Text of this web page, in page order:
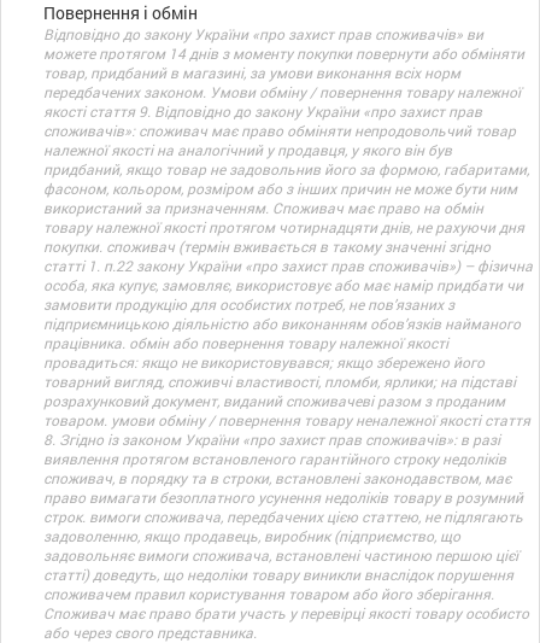
Повернення і обмін
Відповідно до закону України «про захист прав споживачів» ви
можете протягом 14 днів з моменту покупки повернути або обміняти
товар, придбаний в магазині, за умови виконання всіх норм
передбачених законом. Умови обміну / повернення товару належної
якості стаття 9. Відповідно до закону України «про захист прав
споживачів»: споживач має право обміняти непродовольчий товар
належної якості на аналогічний у продавця, у якого він був
придбаний, якщо товар не задовольнив його за формою, габаритами,
фасоном, кольором, розміром або з інших причин не може бути ним
використаний за призначенням. Споживач має право на обмін
товару належної якості протягом чотирнадцяти днів, не рахуючи дня
покупки. споживач (термін вживається в такому значенні згідно
статті 1. п.22 закону України «про захист прав споживачів») – фізична
особа, яка купує, замовляє, використовує або має намір придбати чи
замовити продукцію для особистих потреб, не пов’язаних з
підприємницькою діяльністю або виконанням обов’язків найманого
працівника. обмін або повернення товару належної якості
провадиться: якщо не використовувався; якщо збережено його
товарний вигляд, споживчі властивості, пломби, ярлики; на підставі
розрахунковий документ, виданий споживачеві разом з проданим
товаром. умови обміну / повернення товару неналежної якості стаття
8. Згідно із законом України «про захист прав споживачів»: в разі
виявлення протягом встановленого гарантійного строку недоліків
споживач, в порядку та в строки, встановлені законодавством, має
право вимагати безоплатного усунення недоліків товару в розумний
строк. вимоги споживача, передбачених цією статтею, не підлягають
задоволенню, якщо продавець, виробник (підприємство, що
задовольняє вимоги споживача, встановлені частиною першою цієї
статті) доведуть, що недоліки товару виникли внаслідок порушення
споживачем правил користування товаром або його зберігання.
Споживач має право брати участь у перевірці якості товару особисто
або через свого представника.